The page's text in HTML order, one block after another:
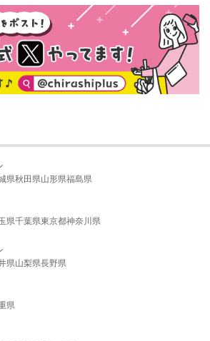
県秋田県山形県福島県
県千葉県東京都神奈川県
県山梨県長野県
県